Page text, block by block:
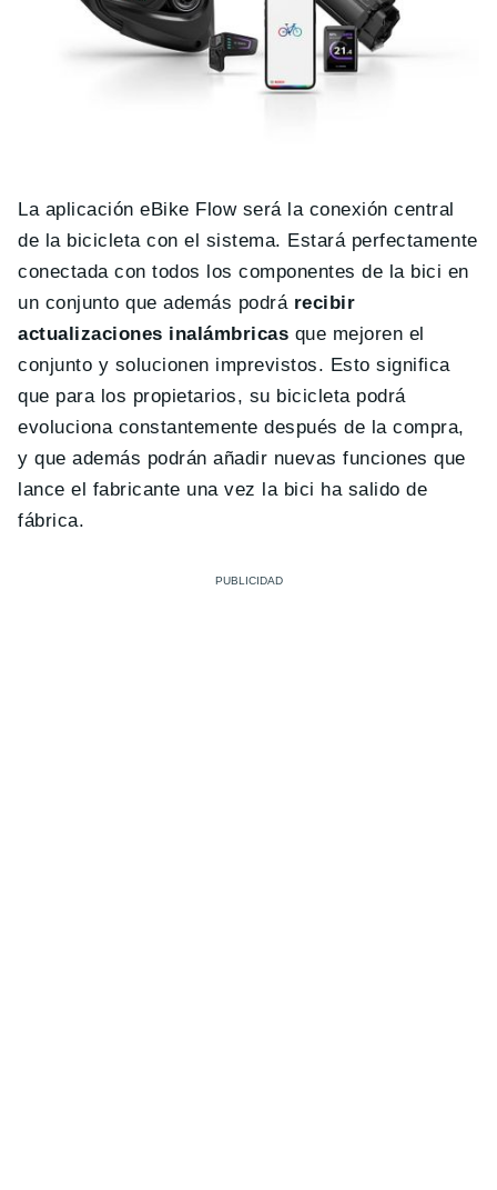
La aplicación eBike Flow será la conexión central
de la bicicleta con el sistema. Estará perfectamente
conectada con todos los componentes de la bici en
un conjunto que además podrá recibir
actualizaciones inalámbricas que mejoren el
conjunto y solucionen imprevistos. Esto significa
que para los propietarios, su bicicleta podrá
evoluciona constantemente después de la compra,
y que además podrán añadir nuevas funciones que
lance el fabricante una vez la bici ha salido de
fábrica.